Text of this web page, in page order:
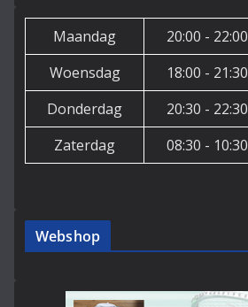
Maandag 20:00 - 22:00
Woensdag
18:00 - 21:30
Donderdag
20:30 - 22:30
Zaterdag
08:30 - 10:30
Webshop